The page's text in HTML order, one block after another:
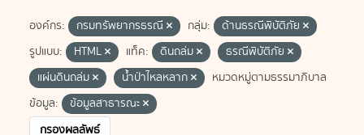
องค์กร: กรมทรัพยากรธรณี กลุ่ม:
ด้านธรณีพิบัติภัย
รูปแบบ:
HTML แท็ค: ดินถล่ม
ธรณีพิบัติภัย
แผ่นดินถล่ม
น้ำป่าไหลหลาก
หมวดหมู่ตามธรรมาภิบาล
ข้อมูล:
ข้อมูลสาธารณะ
กรองผลลัพธ์